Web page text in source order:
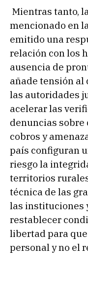
Mientras tanto,
mencionado en
emitido una
relación con los
ausencia de
añade tensión al
las autoridades
acelerar las
denuncias sobre
cobros y
país configuran
riesgo la
territorios
técnica de las
las instituciones
restablecer
libertad para
personal y no el